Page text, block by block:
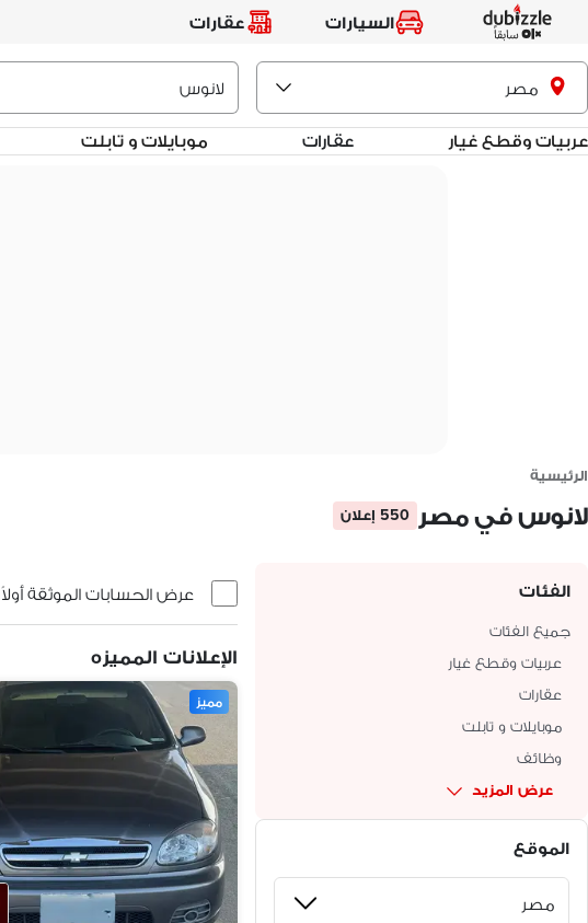
السيارات عقارات
مصر
عربيات وقطع غيار عقارات موبايلات و تابلت
الرئيسية
لانوس في مصر 550 إعلان
الفئات
جميع الفئات
عربيات وقطع غيار
عقارات
موبايلات و تابلت
وظائف
عرض المزيد
الموقع
عرض الحسابات الموثقة أولاً
الإعلانات المميزه
مميز